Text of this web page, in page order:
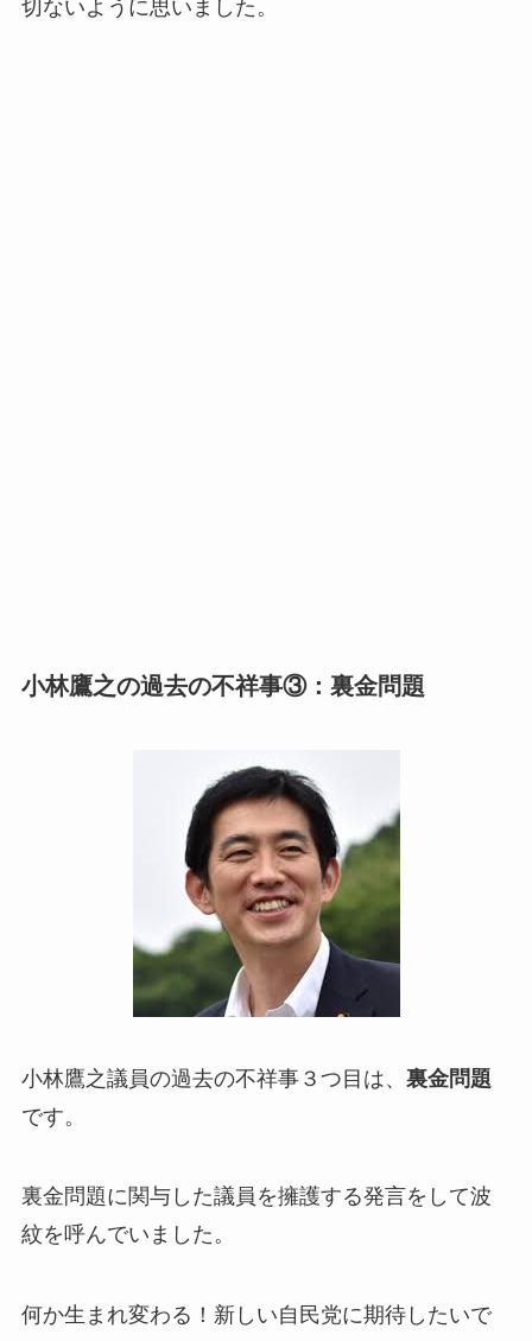
切ないように思いました。
小林鷹之の過去の不祥事③：裏金問題
小林鷹之議員の過去の不祥事３つ目は、 裏金問題
です。
裏金問題に関与した議員を擁護する発言をして波
紋を呼んでいました。
何か生まれ変わる！新しい自民党に期待したいで